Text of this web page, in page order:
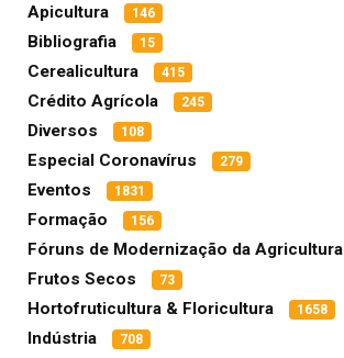
Apicultura 146
Bibliografia 15
Cerealicultura 415
Crédito Agrícola 245
Diversos 108
Especial Coronavírus 279
Eventos 1831
Formação 156
Fóruns de Modernização da Agricultura
Frutos Secos 73
Hortofruticultura & Floricultura 1658
Indústria 708